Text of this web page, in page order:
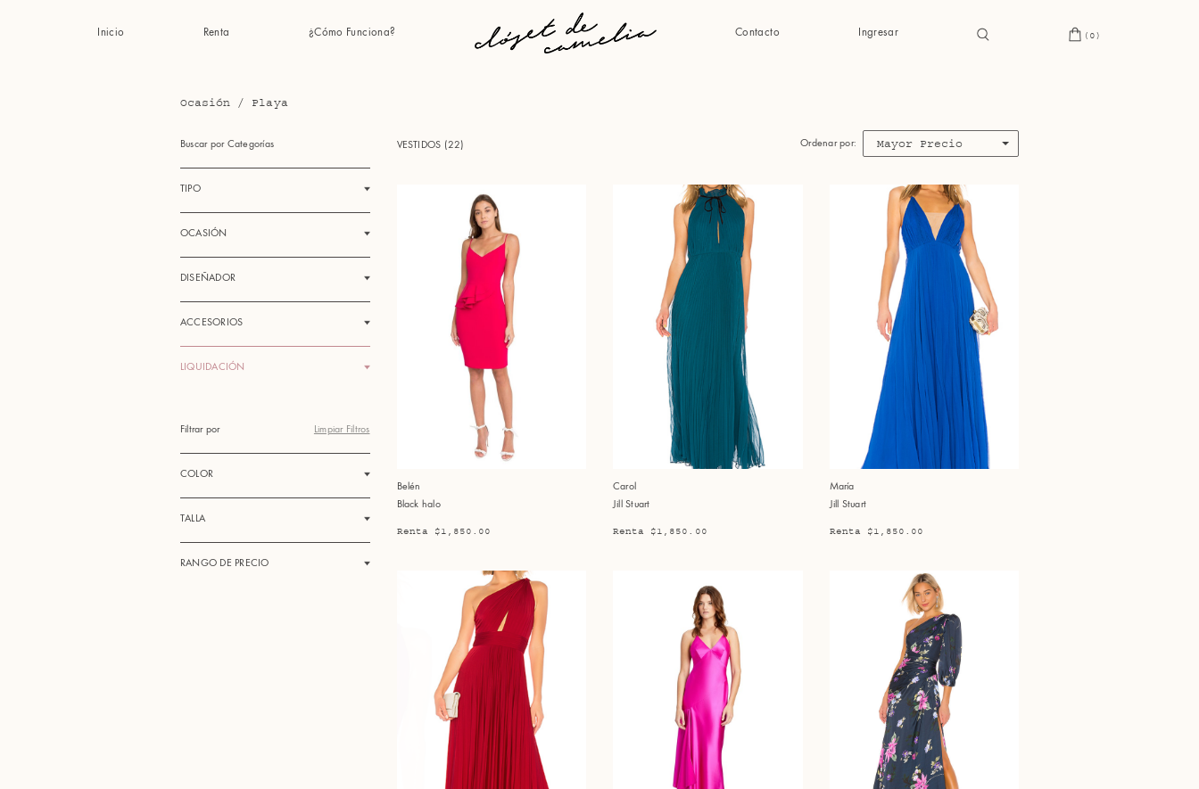
Inicio Renta ¿Cómo Funciona? Contacto Ingresar (0)
Ocasión / Playa
Buscar por Categorías
TIPO
OCASIÓN
DISEÑADOR
ACCESORIOS
LIQUIDACIÓN
Filtrar por Limpiar Filtros
COLOR
TALLA
RANGO DE PRECIO
VESTIDOS (22) Ordenar por: Mayor Precio
Belén
Black halo
Renta $1,850.00
Carol
Jill Stuart
Renta $1,850.00
María
Jill Stuart
Renta $1,850.00